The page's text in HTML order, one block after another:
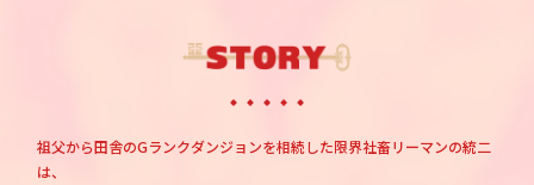
リキューレ
祖父から田舎のGランクダンジョンを相続した限界社畜リーマンの統二
は、